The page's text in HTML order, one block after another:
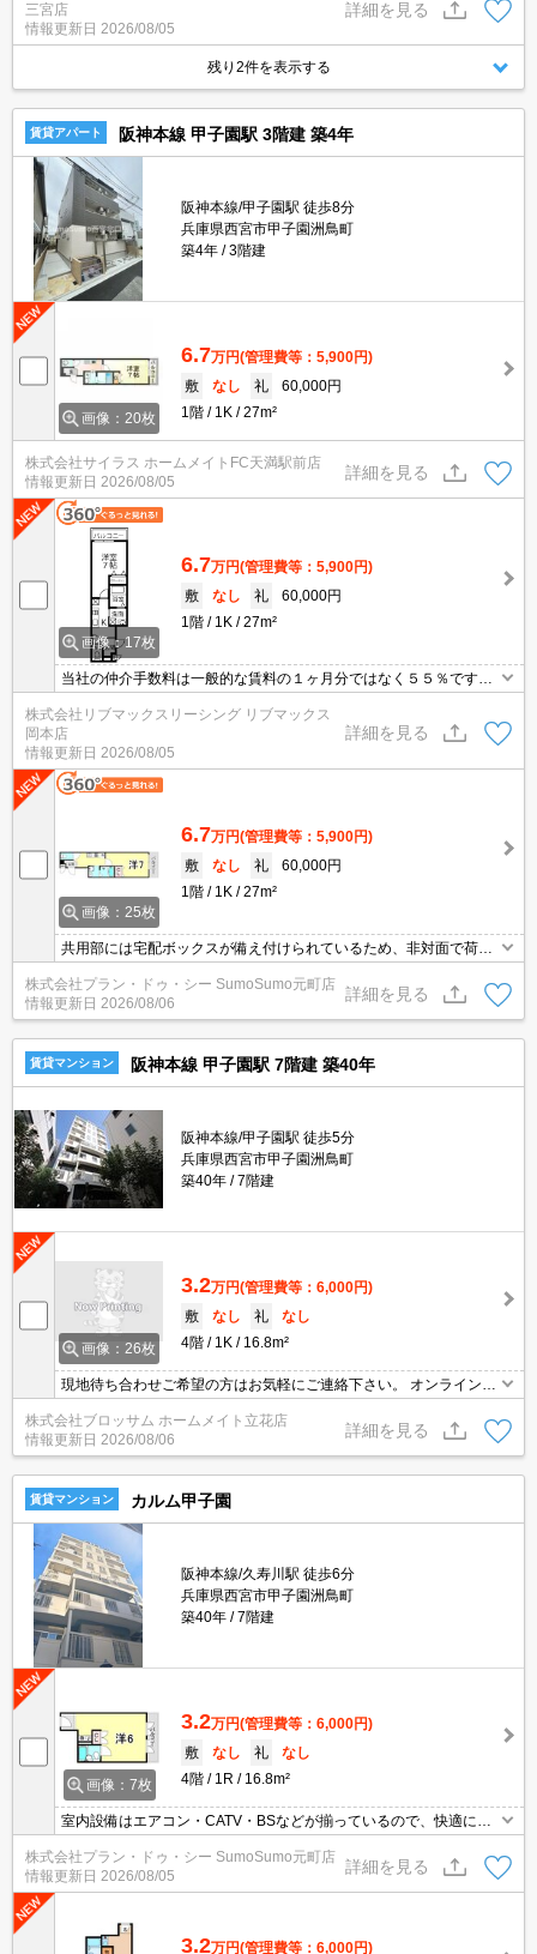
混み合いますのでお早めにご予約ください。当店は家主強制でない
場合、消毒・抗菌代や安心サポート代など不要費用は一切不要。オ
三宮店
情報更新日 2026/08/05
詳細を見る
残り2件を表示する
賃貸アパート 阪神本線 甲子園駅 3階建 築4年
阪神本線/甲子園駅 徒歩8分
兵庫県西宮市甲子園洲鳥町
築4年
3階建
画像：20枚
6.7万円(管理費等：5,900円)
敷
なし 礼
60,000円
1階
1K 27m²
株式会社サイラス ホームメイトFC天満駅前店
情報更新日 2026/08/05
詳細を見る
画像：17枚
6.7万円(管理費等：5,900円)
敷
なし 礼
60,000円
1階
1K 27m²
当社の仲介手数料は一般的な賃料の１ヶ月分ではなく５５％です。
ネット・Wi-Fi無料。初期費用クレジット支払可能。他社掲載物件も
まとめてご紹介可能です。問合せ当日でもご対応可能。土日祝日は
混み合いますのでお早めにご予約ください。当店は家主強制でない
場合、消毒・抗菌代や安心サポート代など不要費用は一切不要。オ
ンライン案内可
株式会社リブマックスリーシング リブマックス
岡本店
情報更新日 2026/08/05
詳細を見る
画像：25枚
6.7万円(管理費等：5,900円)
敷
なし 礼
60,000円
1階
1K 27m²
共用部には宅配ボックスが備え付けられているため、非対面で荷物
を受け取れます。室内設備は洗面化粧台・浴室乾燥機など豊富に揃
っており、過ごしやすいお部屋になっております。セキュリティ面
は、TVインターホン・オートロックなど充実しているので、防犯対
策もばっちりです。2022年築の物件です。
株式会社プラン・ドゥ・シー SumoSumo元町店
情報更新日 2026/08/06
詳細を見る
賃貸マンション 阪神本線 甲子園駅 7階建 築40年
阪神本線/甲子園駅 徒歩5分
兵庫県西宮市甲子園洲鳥町
築40年
7階建
画像：26枚
3.2万円(管理費等：6,000円)
敷
なし 礼
なし
4階
1K 16.8m²
現地待ち合わせご希望の方はお気軽にご連絡下さい。 オンライン内
覧も可能です。 初期費用等ご相談下さい。
株式会社ブロッサム ホームメイト立花店
情報更新日 2026/08/06
詳細を見る
賃貸マンション カルム甲子園
阪神本線/久寿川駅 徒歩6分
兵庫県西宮市甲子園洲鳥町
築40年
7階建
画像：7枚
3.2万円(管理費等：6,000円)
敷
なし 礼
なし
4階
1R 16.8m²
室内設備はエアコン・CATV・BSなどが揃っているので、快適に過
ごしやすいお部屋になります。角部屋は隣接する住戸が少ないの
で、隣人との騒音トラブルのリスクが下がります。1DKのお住まい
です。お住まいの近くには駐車場があるので、そちらをご利用くだ
さい。フローリングの床で、木目調の温かな雰囲気が居心地を良く
株式会社プラン・ドゥ・シー SumoSumo元町店
情報更新日 2026/08/05
詳細を見る
3.2万円(管理費等：6,000円)